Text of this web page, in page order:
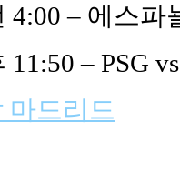
4:00 – 에스파
11:50 – PSG
마드리드